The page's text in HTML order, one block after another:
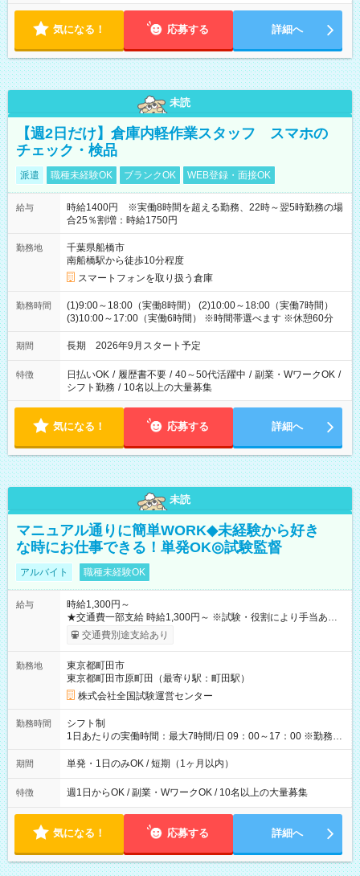
気になる！ 応募する 詳細へ
未読
【週2日だけ】倉庫内軽作業スタッフ スマホの
チェック・検品
派遣 職種未経験OK ブランクOK WEB登録・面接OK
給与
時給1400円 ※実働8時間を超える勤務、22時～翌5時勤務の場
合25％割増：時給1750円
勤務地
千葉県船橋市
南船橋駅から徒歩10分程度
スマートフォンを取り扱う倉庫
勤務時間
(1)9:00～18:00（実働8時間） (2)10:00～18:00（実働7時間）
(3)10:00～17:00（実働6時間） ※時間帯選べます ※休憩60分
期間 長期 2026年9月スタート予定
特徴 日払いOK / 履歴書不要 / 40～50代活躍中 / 副業・WワークOK /
シフト勤務 / 10名以上の大量募集
気になる！ 応募する 詳細へ
未読
マニュアル通りに簡単WORK◆未経験から好き
な時にお仕事できる！単発OK◎試験監督
アルバイト 職種未経験OK
給与
時給1,300円～
★交通費一部支給 時給1,300円～ ※試験・役割により手当あり
※勤務回数により昇給あり 【即給（前払い）オプションあ
り！】 希望される場合、勤務から1週間ほどで給与の一部を受け
例】 ・河合塾模擬試験 8:30～17:30（休憩1時間） 時給1,300円
×8時間＝日収10,400円＋交通費 ※当日の役割により時給＋100
円の場合あり ・国家試験 7:00～13:30（休憩なし） 時給1,300
円（役割手当＋100円）×6時間＝日収8,400円＋交通費 【試用期
間】試用期間なし
交通費別途支給あり
勤務地
東京都町田市
東京都町田市原町田（最寄り駅：町田駅）
株式会社全国試験運営センター
勤務時間
シフト制
1日あたりの実働時間：最大7時間/日 09：00～17：00 ※勤務時
間は 試験により異なります。
期間 単発・1日のみOK / 短期（1ヶ月以内）
特徴 週1日からOK / 副業・WワークOK / 10名以上の大量募集
気になる！ 応募する 詳細へ